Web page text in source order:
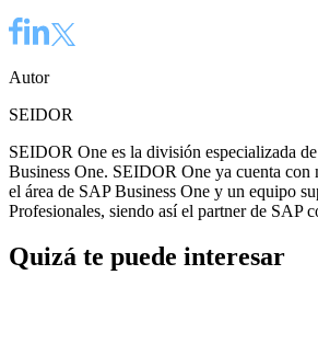
Autor
SEIDOR
SEIDOR One es la división especializada
Business One. SEIDOR One ya cuenta con
el área de SAP Business One y un equipo
Profesionales, siendo así el partner de SAP
Quizá te puede interesar